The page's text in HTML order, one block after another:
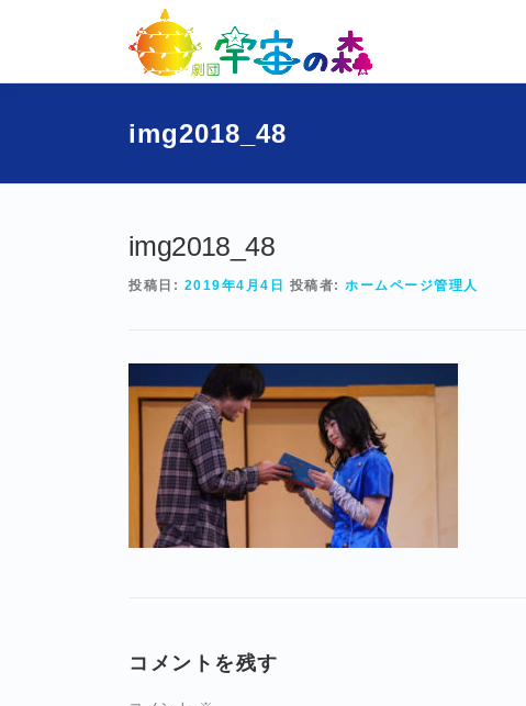
ン
キ
img2018_48
img2018_48
投稿日: 2019年4月4日 投稿者: ホームページ管理人
コメントを残す